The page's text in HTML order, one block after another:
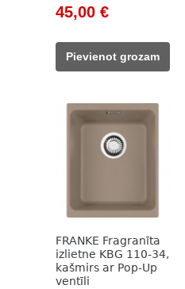
Original
was:
59,00 €.
45,00 €Current
Pievienot grozam
FRANKE Fragranīta
izlietne KBG 110-34,
kašmirs ar Pop-Up
ventīli